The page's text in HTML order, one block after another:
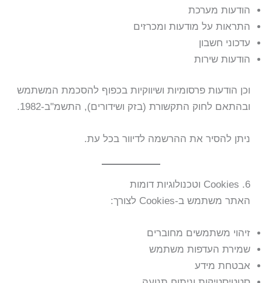
הודעות מערכת
התראות על מודעות ומכרזים
עדכוני חשבון
הודעות שירות
וכן הודעות פרסומיות ושיווקיות בכפוף להסכמת המשתמש
ובהתאם לחוק התקשורת (בזק ושידורים), התשמ"ב-1982.
ניתן להסיר את ההרשמה לדיוור בכל עת.
6. Cookies וטכנולוגיות דומות
האתר משתמש ב-Cookies לצורך:
זיהוי משתמשים מחוברים
שמירת העדפות משתמש
אבטחת מידע